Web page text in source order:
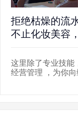
拒绝枯燥的流
不止化妆美容
这里除了专业技能
经营管理 ，为你向